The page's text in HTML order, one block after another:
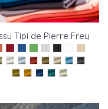
Tipi de Pierre Frey